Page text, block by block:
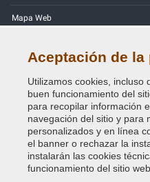
Mapa Web
Política de Privacidad - RGPD
Copyright © 2014 -
Aceptación de
Utilizamos cookies, incluso
buen funcionamiento del
para recopilar información
navegación del sitio y para
personalizados y en línea
el banner o rechazar la
instalarán las cookies
funcionamiento del sitio web.